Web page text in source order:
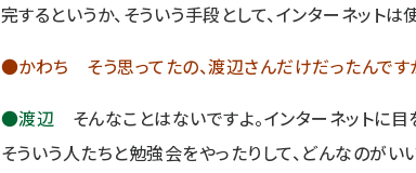
完するというか、そういう手段として、インターネットは
●かわち そう思ってたの、渡辺さんだけだったんです
●渡辺 そんなことはないですよ。インターネットに
そういう人たちと勉強会をやったりして、どんなのがい